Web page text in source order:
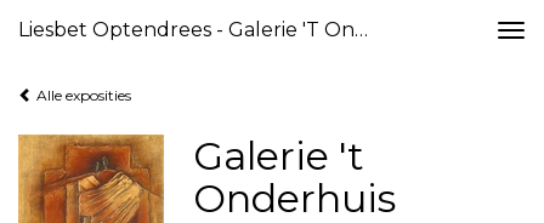
Liesbet Optendrees - Galerie 't Onderhuis
Alle exposities
Galerie 't
Onderhuis